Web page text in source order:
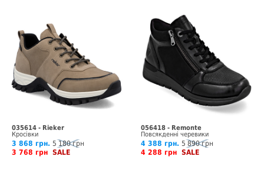
035614 - Rieker
Кросівки
3 868 грн. 5 180 грн
3 768 грн SALE
056418 - Remonte
Повсякденні черевики
4 388 грн. 5 890 грн
4 288 грн SALE